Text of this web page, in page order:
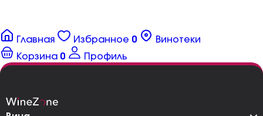
Главная Избранное 0
Винотеки
Корзина 0 Профиль